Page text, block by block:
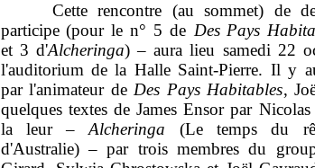
Cette rencontre (au sommet) de
participe (pour le n° 5 de Des Pays
et 3 d'Alcheringa) – aura lieu samedi 22
l'auditorium de la Halle Saint-Pierre. Il y
par l'animateur de Des Pays Habitables,
quelques textes de James Ensor par
la leur –Alcheringa (Le temps du
d'Australie) – par trois membres du